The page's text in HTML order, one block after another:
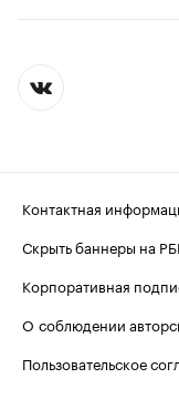
Контактная
Скрыть баннеры на
Корпоративная
О соблюдении
Пользовательское